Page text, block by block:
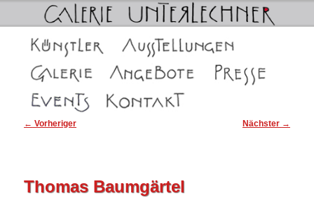
Galerie Unterlechner in Schwaz
Galerie Unterlechner in Schwaz
Zum
primären
Zum
sekundären
Künstler Ausstellungen
Die Galerien Angebote Presse
Events Kontakt
Beitragsnavigation
← Vorheriger Nächster →
Thomas Baumgärtel